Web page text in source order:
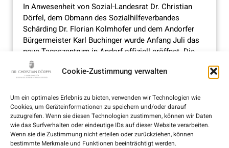
Cookie-Zustimmung verwalten
Um ein optimales Erlebnis zu bieten, verwenden wir Technologien wie
Cookies, um Geräteinformationen zu speichern und/oder darauf
zuzugreifen. Wenn sie diesen Technologien zustimmen, können wir Daten
wie das Surfverhalten oder eindeutige IDs auf dieser Website verarbeiten.
Wenn sie die Zustimmung nicht erteilen oder zurückziehen, können
bestimmte Merkmale und Funktionen beeinträchtigt werden.
In Anwesenheit von Sozial-Landesrat Dr. Christian
Dörfel, dem Obmann des Sozialhilfeverbandes
Schärding Dr. Florian Kolmhofer und dem Andorfer
Bürgermeister Karl Buchinger wurde Anfang Juli das
neue Tageszentrum in Andorf offiziell eröffnet. Die
barrierefreien Räumlichkeiten befinden sich im
Erdgeschoss des Bezirksalten- und Pflegeheimes und